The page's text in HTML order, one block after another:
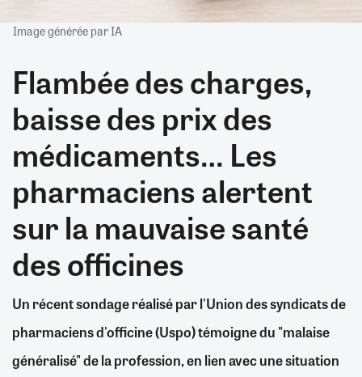
Image générée par IA
Flambée des charges,
baisse des prix des
médicaments… Les
pharmaciens alertent
sur la mauvaise santé
des officines
Un récent sondage réalisé par l'Union des syndicats de
pharmaciens d'officine (Uspo) témoigne du "malaise
généralisé" de la profession, en lien avec une situation